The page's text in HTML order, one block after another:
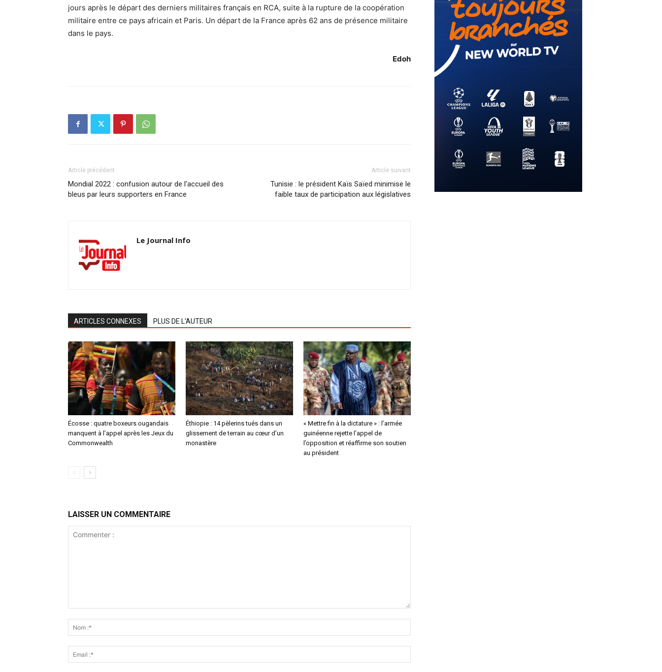
jours après le départ des derniers militaires français en RCA, suite à la rupture de la coopération
militaire entre ce pays africain et Paris. Un départ de la France après 62 ans de présence militaire
dans le pays.
Edoh
Article précédent
Mondial 2022 : confusion autour de l’accueil des
bleus par leurs supporters en France
Article suivant
Tunisie : le président Kaïs Saïed minimise le
faible taux de participation aux législatives
Le Journal Info
ARTICLES CONNEXES PLUS DE L'AUTEUR
Écosse : quatre boxeurs ougandais
manquent à l’appel après les Jeux du
Commonwealth
Éthiopie : 14 pèlerins tués dans un
glissement de terrain au cœur d’un
monastère
« Mettre fin à la dictature » : l’armée
guinéenne rejette l’appel de
l’opposition et réaffirme son soutien
au président
LAISSER UN COMMENTAIRE